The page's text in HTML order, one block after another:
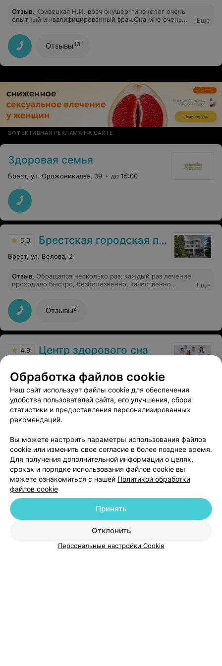
медицинских наук нужно гордиться не званием и
грамотами в фойе, а отношением к пациентам и их
Отзыв. Кривецкая Н.И. врач окушер-гинеколог очень
опытный и квалифицированный врач.Она мне очень
объяснила. Побольше бы таких специалистов.
Еще
Отзывы43
ЭФФЕКТИВНАЯ РЕКЛАМА НА САЙТЕ
Здоровая семья
Брест, ул. Орджоникидзе, 39 до 15:00
5.0 Брестская городская поликлиника №2
Брест, ул. Белова, 2
Отзыв. Обращался несколько раз, каждый раз лечение
проходило быстро, безболезненно, качественно.
Еще
Отзывы2
4.9 Центр здорового сна
Отзыв
Елена Владимировна-профессионал своего
дела! Спасибо Вам за ваш труд!
Отзывы316
Добавить специалиста
Обработка файлов cookie
Наш сайт использует файлы cookie для обеспечения
удобства пользователей сайта, его улучшения, сбора
статистики и предоставления персонализированных
рекомендаций.
Вы можете настроить параметры использования файлов
cookie или изменить свое согласие в более позднее время.
Для получения дополнительной информации о целях,
сроках и порядке использования файлов cookie вы
можете ознакомиться с нашей Политикой обработки
файлов cookie
Отклонить
Принять
Персональные настройки Cookie